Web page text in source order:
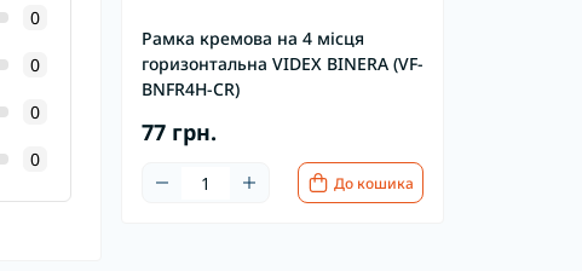
Рамка кремова на 4 місця
горизонтальна VIDEX BINERA (VF-
BNFR4H-CR)
77 грн.
До кошика
0
0
0
0